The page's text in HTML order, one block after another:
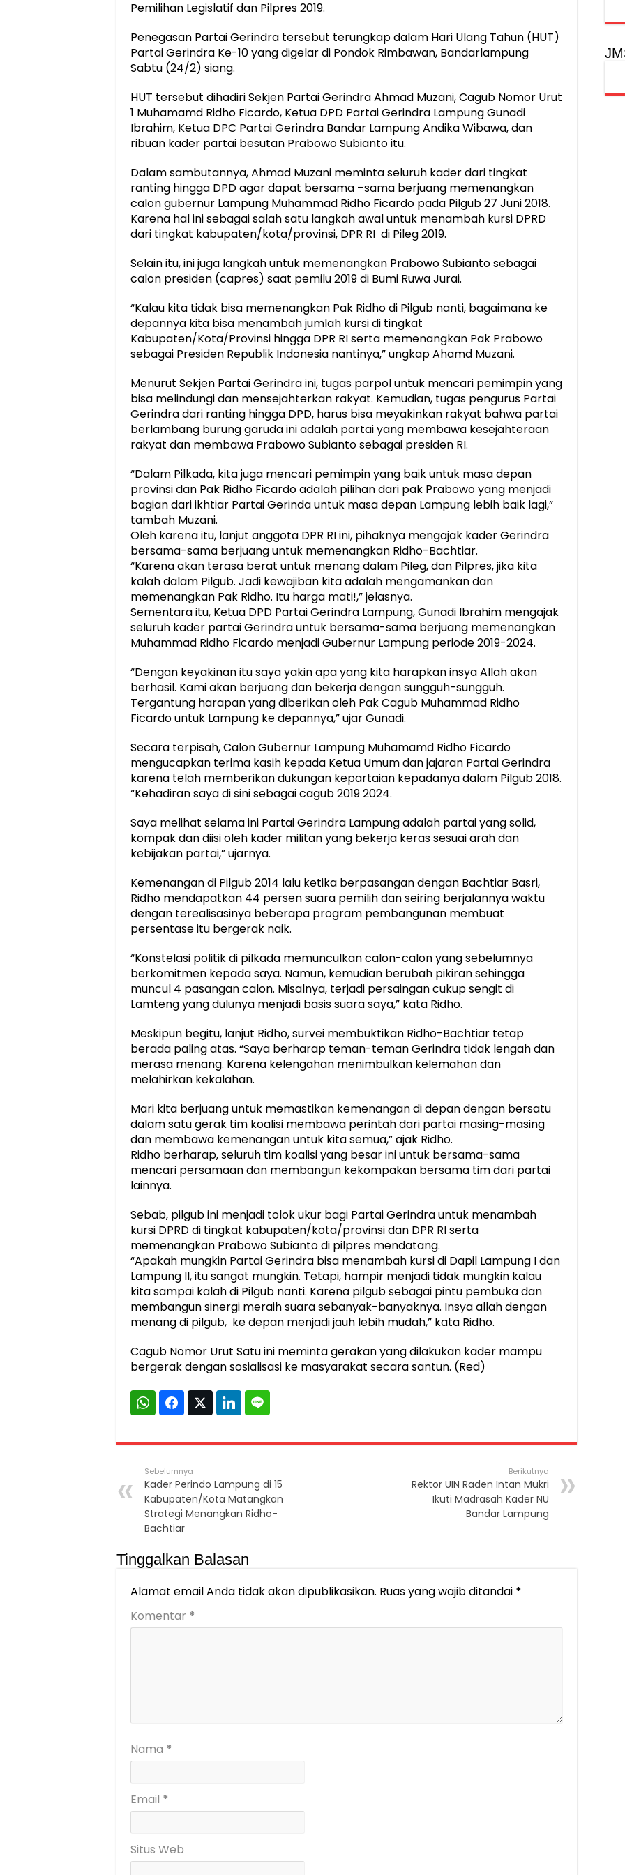
Pemilihan Legislatif dan Pilpres 2019.
Penegasan Partai Gerindra tersebut terungkap dalam Hari Ulang Tahun (HUT)
Partai Gerindra Ke-10 yang digelar di Pondok Rimbawan, Bandarlampung
Sabtu (24/2) siang.
HUT tersebut dihadiri Sekjen Partai Gerindra Ahmad Muzani, Cagub Nomor Urut
1 Muhamamd Ridho Ficardo, Ketua DPD Partai Gerindra Lampung Gunadi
Ibrahim, Ketua DPC Partai Gerindra Bandar Lampung Andika Wibawa, dan
ribuan kader partai besutan Prabowo Subianto itu.
Dalam sambutannya, Ahmad Muzani meminta seluruh kader dari tingkat
ranting hingga DPD agar dapat bersama –sama berjuang memenangkan
calon gubernur Lampung Muhammad Ridho Ficardo pada Pilgub 27 Juni 2018.
Karena hal ini sebagai salah satu langkah awal untuk menambah kursi DPRD
dari tingkat kabupaten/kota/provinsi, DPR RI di Pileg 2019.
Selain itu, ini juga langkah untuk memenangkan Prabowo Subianto sebagai
calon presiden (capres) saat pemilu 2019 di Bumi Ruwa Jurai.
“Kalau kita tidak bisa memenangkan Pak Ridho di Pilgub nanti, bagaimana ke
depannya kita bisa menambah jumlah kursi di tingkat
Kabupaten/Kota/Provinsi hingga DPR RI serta memenangkan Pak Prabowo
sebagai Presiden Republik Indonesia nantinya,” ungkap Ahamd Muzani.
Menurut Sekjen Partai Gerindra ini, tugas parpol untuk mencari pemimpin yang
bisa melindungi dan mensejahterkan rakyat. Kemudian, tugas pengurus Partai
Gerindra dari ranting hingga DPD, harus bisa meyakinkan rakyat bahwa partai
berlambang burung garuda ini adalah partai yang membawa kesejahteraan
rakyat dan membawa Prabowo Subianto sebagai presiden RI.
“Dalam Pilkada, kita juga mencari pemimpin yang baik untuk masa depan
provinsi dan Pak Ridho Ficardo adalah pilihan dari pak Prabowo yang menjadi
bagian dari ikhtiar Partai Gerinda untuk masa depan Lampung lebih baik lagi,”
tambah Muzani.
Oleh karena itu, lanjut anggota DPR RI ini, pihaknya mengajak kader Gerindra
bersama-sama berjuang untuk memenangkan Ridho-Bachtiar.
“Karena akan terasa berat untuk menang dalam Pileg, dan Pilpres, jika kita
kalah dalam Pilgub. Jadi kewajiban kita adalah mengamankan dan
memenangkan Pak Ridho. Itu harga mati!,” jelasnya.
Sementara itu, Ketua DPD Partai Gerindra Lampung, Gunadi Ibrahim mengajak
seluruh kader partai Gerindra untuk bersama-sama berjuang memenangkan
Muhammad Ridho Ficardo menjadi Gubernur Lampung periode 2019-2024.
“Dengan keyakinan itu saya yakin apa yang kita harapkan insya Allah akan
berhasil. Kami akan berjuang dan bekerja dengan sungguh-sungguh.
Tergantung harapan yang diberikan oleh Pak Cagub Muhammad Ridho
Ficardo untuk Lampung ke depannya,” ujar Gunadi.
Secara terpisah, Calon Gubernur Lampung Muhamamd Ridho Ficardo
mengucapkan terima kasih kepada Ketua Umum dan jajaran Partai Gerindra
karena telah memberikan dukungan kepartaian kepadanya dalam Pilgub 2018.
“Kehadiran saya di sini sebagai cagub 2019 2024.
Saya melihat selama ini Partai Gerindra Lampung adalah partai yang solid,
kompak dan diisi oleh kader militan yang bekerja keras sesuai arah dan
kebijakan partai,” ujarnya.
Kemenangan di Pilgub 2014 lalu ketika berpasangan dengan Bachtiar Basri,
Ridho mendapatkan 44 persen suara pemilih dan seiring berjalannya waktu
dengan terealisasinya beberapa program pembangunan membuat
persentase itu bergerak naik.
“Konstelasi politik di pilkada memunculkan calon-calon yang sebelumnya
berkomitmen kepada saya. Namun, kemudian berubah pikiran sehingga
muncul 4 pasangan calon. Misalnya, terjadi persaingan cukup sengit di
Lamteng yang dulunya menjadi basis suara saya,” kata Ridho.
Meskipun begitu, lanjut Ridho, survei membuktikan Ridho-Bachtiar tetap
berada paling atas. “Saya berharap teman-teman Gerindra tidak lengah dan
merasa menang. Karena kelengahan menimbulkan kelemahan dan
melahirkan kekalahan.
Mari kita berjuang untuk memastikan kemenangan di depan dengan bersatu
dalam satu gerak tim koalisi membawa perintah dari partai masing-masing
dan membawa kemenangan untuk kita semua,” ajak Ridho.
Ridho berharap, seluruh tim koalisi yang besar ini untuk bersama-sama
mencari persamaan dan membangun kekompakan bersama tim dari partai
lainnya.
Sebab, pilgub ini menjadi tolok ukur bagi Partai Gerindra untuk menambah
kursi DPRD di tingkat kabupaten/kota/provinsi dan DPR RI serta
memenangkan Prabowo Subianto di pilpres mendatang.
“Apakah mungkin Partai Gerindra bisa menambah kursi di Dapil Lampung I dan
Lampung II, itu sangat mungkin. Tetapi, hampir menjadi tidak mungkin kalau
kita sampai kalah di Pilgub nanti. Karena pilgub sebagai pintu pembuka dan
membangun sinergi meraih suara sebanyak-banyaknya. Insya allah dengan
menang di pilgub, ke depan menjadi jauh lebih mudah,” kata Ridho.
Cagub Nomor Urut Satu ini meminta gerakan yang dilakukan kader mampu
bergerak dengan sosialisasi ke masyarakat secara santun. (Red)
Sebelumnya
Kader Perindo Lampung di 15
Kabupaten/Kota Matangkan
Strategi Menangkan Ridho-
Bachtiar
Berikutnya
Rektor UIN Raden Intan Mukri
Ikuti Madrasah Kader NU
Bandar Lampung
Tinggalkan Balasan
Alamat email Anda tidak akan dipublikasikan. Ruas yang wajib ditandai *
Komentar *
Nama *
Email *
Situs Web